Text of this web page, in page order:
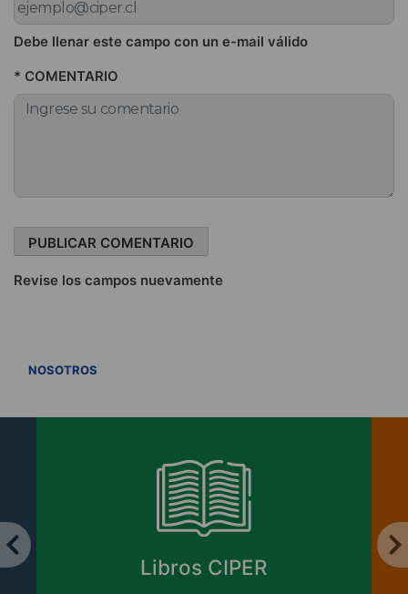
Debe llenar este campo con un e-mail válido
* COMENTARIO
Revise los campos nuevamente
NOSOTROS
Enviar cartas y
columnas